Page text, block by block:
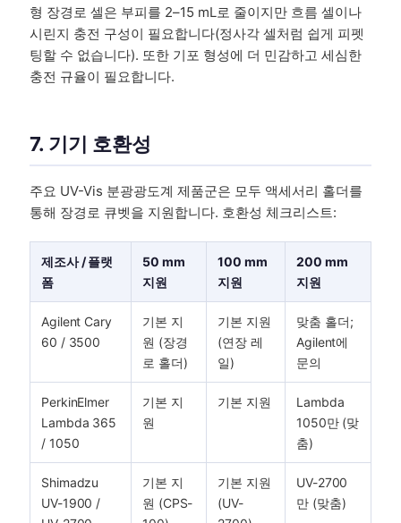
형 장경로 셀은 부피를 2–15 mL로 줄이지만 흐름 셀이나
시린지 충전 구성이 필요합니다(정사각 셀처럼 쉽게 피펫
팅할 수 없습니다). 또한 기포 형성에 더 민감하고 세심한
충전 규율이 필요합니다.
7. 기기 호환성
주요 UV-Vis 분광광도계 제품군은 모두 액세서리 홀더를
통해 장경로 큐벳을 지원합니다. 호환성 체크리스트:
제조사 / 플랫
폼
50 mm
지원
100 mm
지원
200 mm
지원
Agilent Cary
60 / 3500
기본 지
원 (장경
로 홀더)
기본 지원
(연장 레
일)
맞춤 홀더;
Agilent에
문의
PerkinElmer
Lambda 365
/ 1050
기본 지
원
기본 지원
Lambda
1050만 (맞
춤)
Shimadzu
UV-1900 /
기본 지
원 (CPS-
기본 지원
(UV-
UV-2700
만 (맞춤)